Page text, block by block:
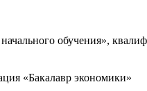
обучения»,
«Бакалавр экономики»